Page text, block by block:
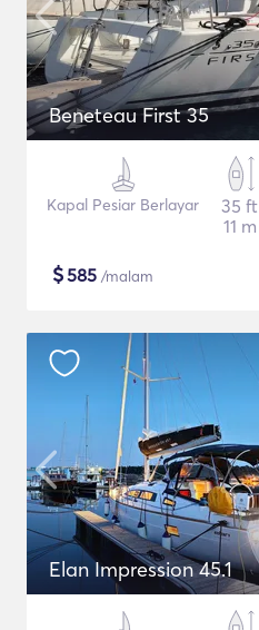
Beneteau First 35
Kapal Pesiar Berlayar
35 ft
11 m
$585 /malam
Elan Impression 45.1